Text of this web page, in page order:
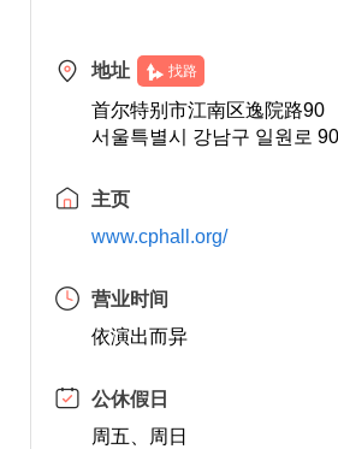
地址 找路
首尔特别市江南区逸院路90
서울특별시 강남구 일원로
主页
www.cphall.org/
营业时间
依演出而异
公休假日
周五、周日